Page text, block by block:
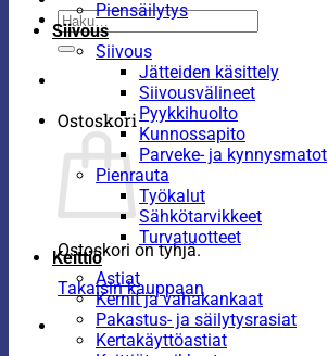
Etsi:
Ostoskori
Ostoskori on tyhjä.
Takaisin kauppaan
Piensäilytys
Siivous
Siivous
Jätteiden käsittely
Siivousvälineet
Pyykkihuolto
Kunnossapito
Parveke- ja kynnysmatot
Pienrauta
Työkalut
Sähkötarvikkeet
Turvatuotteet
Keittiö
Astiat
Kernit ja vahakankaat
Pakastus- ja säilytysrasiat
Kertakäyttöastiat